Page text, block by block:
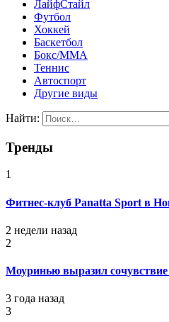
ЛайфСтайл
Футбол
Хоккей
Баскетбол
Бокс/MMA
Теннис
Автоспорт
Другие виды
Найти:
Тренды
1
Фитнес-клуб Panatta Sport в
2 недели назад
2
Моуринью выразил
3 года назад
3